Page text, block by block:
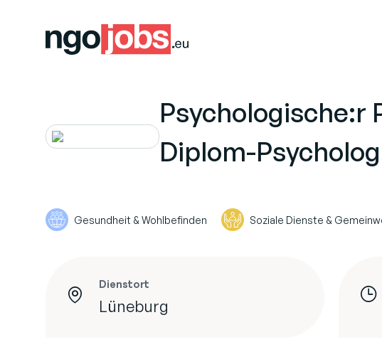
Psychologische:r
Diplom-
Gesundheit & Wohlbefinden Soziale Dienste &
Dienstort
Lüneburg